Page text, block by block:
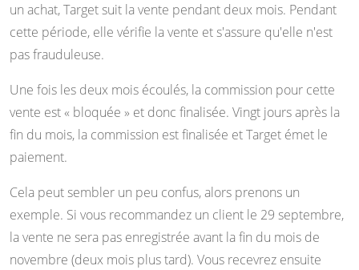
un achat, Target suit la vente pendant deux mois. Pendant
cette période, elle vérifie la vente et s'assure qu'elle n'est
pas frauduleuse.
Une fois les deux mois écoulés, la commission pour cette
vente est « bloquée » et donc finalisée. Vingt jours après la
fin du mois, la commission est finalisée et Target émet le
paiement.
Cela peut sembler un peu confus, alors prenons un
exemple. Si vous recommandez un client le 29 septembre,
la vente ne sera pas enregistrée avant la fin du mois de
novembre (deux mois plus tard). Vous recevrez ensuite